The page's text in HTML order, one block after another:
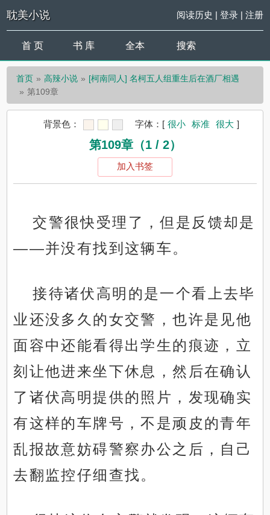
耽美小说 阅读历史 | 登录| 注册
首 页 书 库 全本 搜索
首页 高辣小说
[柯南同人] 名柯五人组重生后在酒厂相遇
第109章
背景色： 字体： [ 很小 标准 很大 ]
第109章（1 / 2）
加入书签
交警很快受理了，但是反馈却是
——并没有找到这辆车。
接待诸伏高明的是一个看上去毕
业还没多久的女交警，也许是见他
面容中还能看得出学生的痕迹，立
刻让他进来坐下休息，然后在确认
了诸伏高明提供的照片，发现确实
有这样的车牌号，不是顽皮的青年
乱报故意妨碍警察办公之后，自己
去翻监控仔细查找。